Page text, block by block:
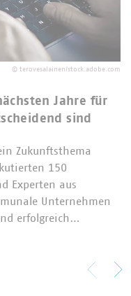
© terovesalainen/stock.adobe.com
Jahre für
sind
Zukunftsthema
150
Experten aus
Unternehmen
erfolgreich…